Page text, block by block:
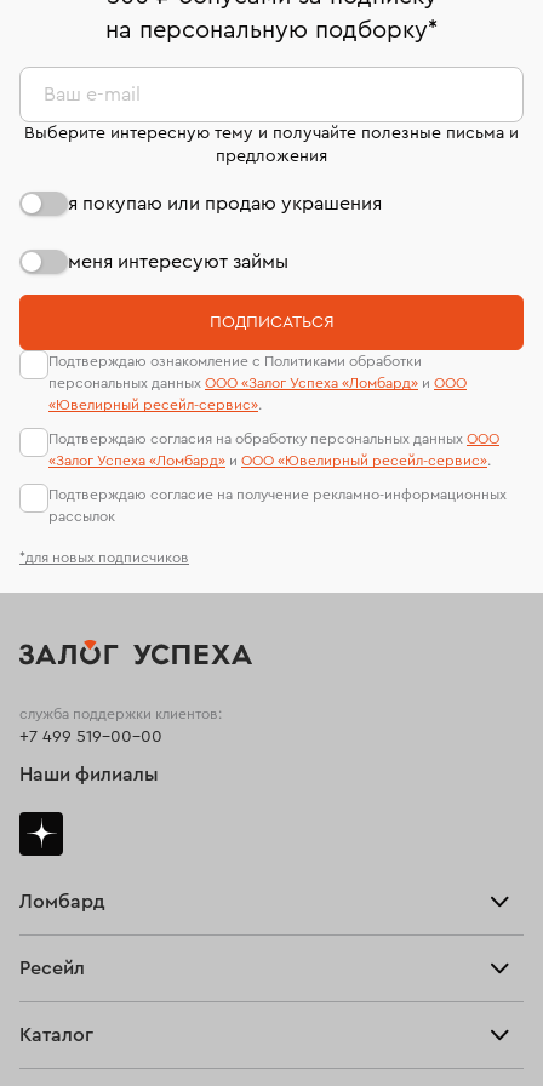
право передумать, если изделие вам не подошло. 7
дней на возврат. Детальные условия возврата
комиссионных украшений и часов смотрите на
странице«Возврат украшений»
На особо ценные изделия получены
сертификаты МГУ и других геммологических
лабораторий
на персональную подборку*
*для новых подписчиков
Ваш e-mail
Выберите интересную тему и получайте полезные письма и
предложения
я покупаю или продаю украшения
меня интересуют займы
ПОДПИСАТЬСЯ
Подтверждаю ознакомление с Политиками обработки
персональных данных ООО «Залог Успеха «Ломбард» и ООО
«Ювелирный ресейл-сервиc».
Подтверждаю согласия на обработку персональных данных ООО
«Залог Успеха «Ломбард» и ООО «Ювелирный ресейл-сервиc».
Подтверждаю согласие на получение рекламно-информационных
рассылок
Ломбард
Тарифы
Ресейл
Каталог
служба поддержки клиентов:
+7 499 519-00-00
Наши филиалы